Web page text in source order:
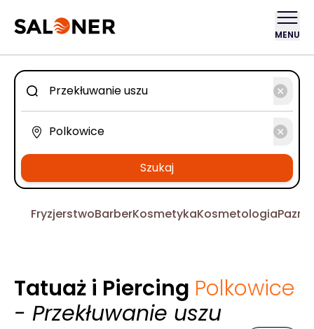
MENU
Szukaj
FryzjerstwoBarberKosmetykaKosmetologia
Tatuaż i Piercing Polkowice
- Przekłuwanie uszu